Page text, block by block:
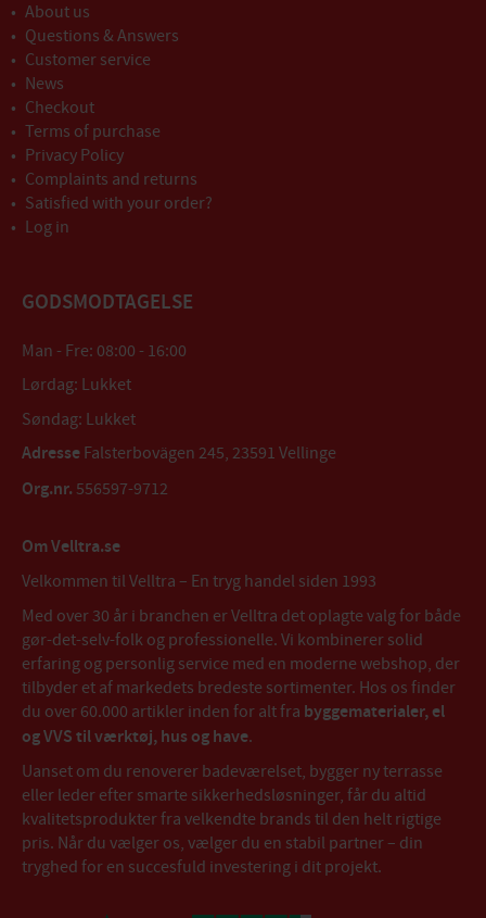
About us
Questions & Answers
Customer service
News
Checkout
Terms of purchase
Privacy Policy
Complaints and returns
Satisfied with your order?
Log in
GODSMODTAGELSE
Man - Fre: 08:00 - 16:00
Lørdag: Lukket
Søndag: Lukket
Adresse Falsterbovägen 245, 23591 Vellinge
Org.nr. 556597-9712
Om Velltra.se
Velkommen til Velltra – En tryg handel siden 1993
Med over 30 år i branchen er Velltra det oplagte valg for både
gør-det-selv-folk og professionelle. Vi kombinerer solid
erfaring og personlig service med en moderne webshop, der
tilbyder et af markedets bredeste sortimenter. Hos os finder
du over 60.000 artikler inden for alt fra byggematerialer, el
og VVS til værktøj, hus og have.
Uanset om du renoverer badeværelset, bygger ny terrasse
eller leder efter smarte sikkerhedsløsninger, får du altid
kvalitetsprodukter fra velkendte brands til den helt rigtige
pris. Når du vælger os, vælger du en stabil partner – din
tryghed for en succesfuld investering i dit projekt.